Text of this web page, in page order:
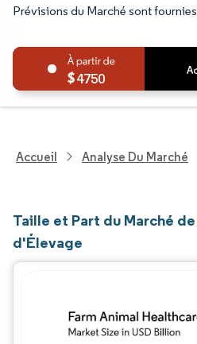
Prévisions du Marché sont
4750
Accueil Analyse Du Marché
Taille et Part du Marché
d'Élevage